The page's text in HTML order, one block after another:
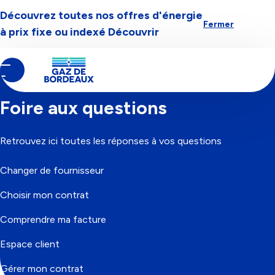
Aller à la navigation Aller au contenuAller au pied-de-page
Découvrez toutes nos offres d'énergie
à prix fixe ou indexé Découvrir
Fermer
Contenu
principal
d'Ariane
Accueil
Foire aux questions
Retrouvez ici toutes les réponses à vos questions
Changer de fournisseur
Choisir mon contrat
Comprendre ma facture
Espace client
Gérer mon contrat